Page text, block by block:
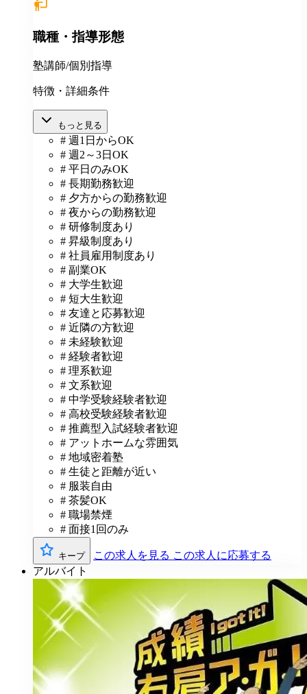
職種・指導形態
塾講師/個別指導
特徴・詳細条件
もっと見る
# 週1日からOK
# 週2～3日OK
# 平日のみOK
# 長期勤務歓迎
# 夕方からの勤務歓迎
# 夜からの勤務歓迎
# 研修制度あり
# 昇級制度あり
# 社員雇用制度あり
# 副業OK
# 大学生歓迎
# 短大生歓迎
# 友達と応募歓迎
# 近隣の方歓迎
# 未経験歓迎
# 経験者歓迎
# 理系歓迎
# 文系歓迎
# 中学受験経験者歓迎
# 高校受験経験者歓迎
# 推薦型入試経験者歓迎
# アットホームな雰囲気
# 地域密着塾
# 生徒と距離が近い
# 服装自由
# 茶髪OK
# 職場禁煙
# 面接1回のみ
キープ この求人を見る この求人に応募する
アルバイト